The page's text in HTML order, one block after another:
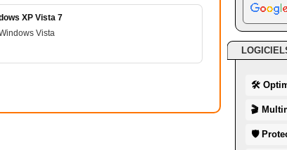
XP Vista 7
Vista
🛠
🎬
🛡